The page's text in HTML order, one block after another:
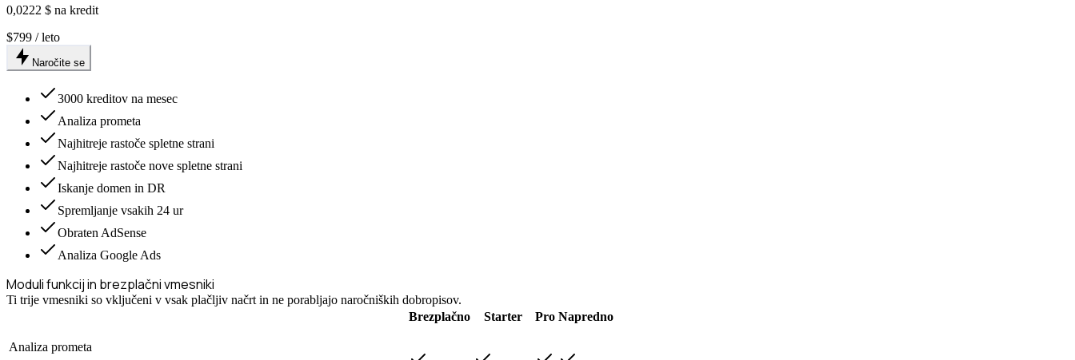
0,0222 $ na kredit
$799 / leto
Naročite se
3000 kreditov na mesec
Analiza prometa
Najhitreje rastoče spletne strani
Najhitreje rastoče nove spletne strani
Iskanje domen in DR
Spremljanje vsakih 24 ur
Obraten AdSense
Analiza Google Ads
Moduli funkcij in brezplačni vmesniki
Ti trije vmesniki so vključeni v vsak plačljiv načrt in ne porabljajo naročniških dobropisov.
Brezplačno
Starter Pro Napredno
Analiza prometa